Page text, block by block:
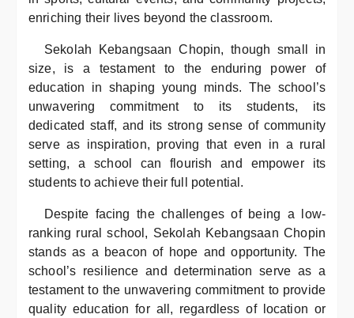
enriching their lives beyond the classroom.
Sekolah Kebangsaan Chopin, though small in
size, is a testament to the enduring power of
education in shaping young minds. The school’s
unwavering commitment to its students, its
dedicated staff, and its strong sense of community
serve as inspiration, proving that even in a rural
setting, a school can flourish and empower its
students to achieve their full potential.
Despite facing the challenges of being a low-
ranking rural school, Sekolah Kebangsaan Chopin
stands as a beacon of hope and opportunity. The
school’s resilience and determination serve as a
testament to the unwavering commitment to provide
quality education for all, regardless of location or